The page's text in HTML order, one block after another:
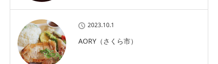
2023.10.1
AORY（さくら市）